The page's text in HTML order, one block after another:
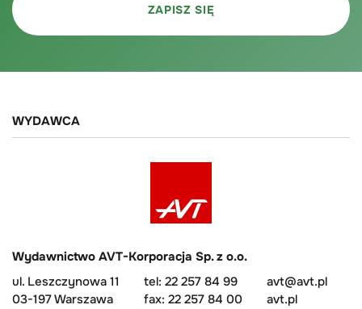
WYDAWCA
Wydawnictwo AVT-Korporacja Sp. z o.o.
ul. Leszczynowa 11
03-197 Warszawa
tel: 22 257 84 99
fax: 22 257 84 00
avt@avt.pl
avt.pl